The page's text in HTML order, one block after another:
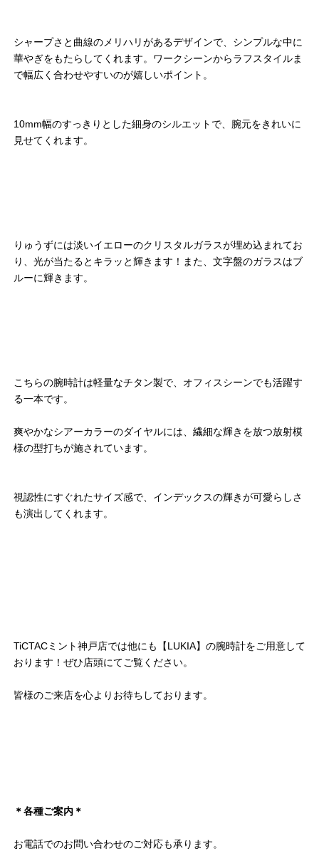
シャープさと曲線のメリハリがあるデザインで、シンプルな中に
華やぎをもたらしてくれます。ワークシーンからラフスタイルま
で幅広く合わせやすいのが嬉しいポイント。
10mm幅のすっきりとした細身のシルエットで、腕元をきれいに
見せてくれます。
りゅうずには淡いイエローのクリスタルガラスが埋め込まれてお
り、光が当たるとキラッと輝きます！また、文字盤のガラスはブ
ルーに輝きます。
こちらの腕時計は軽量なチタン製で、オフィスシーンでも活躍す
る一本です。
爽やかなシアーカラーのダイヤルには、繊細な輝きを放つ放射模
様の型打ちが施されています。
視認性にすぐれたサイズ感で、インデックスの輝きが可愛らしさ
も演出してくれます。
TiCTACミント神戸店では他にも【LUKIA】の腕時計をご用意して
おります！ぜひ店頭にてご覧ください。
皆様のご来店を心よりお待ちしております。
＊各種ご案内＊
お電話でのお問い合わせのご対応も承ります。